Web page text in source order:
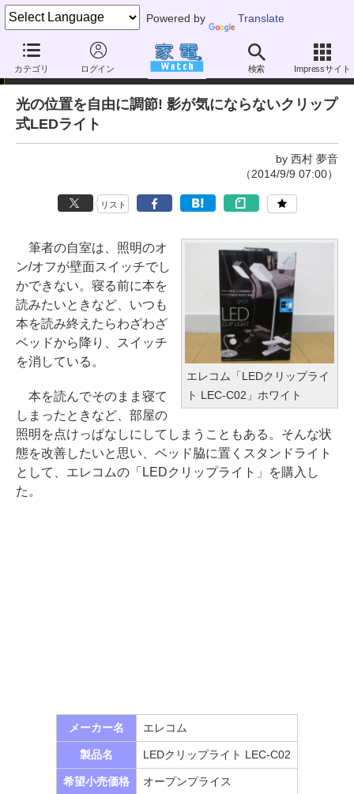
Powered by Translate
カテゴリ ログイン 検索 Impressサイト
家電製品ミニレビュー
光の位置を自由に調節! 影が気にならないクリップ
式LEDライト
by 西村 夢音
（2014/9/9 07:00）
リスト
エレコム「LEDクリップライ
ト LEC-C02」ホワイト
筆者の自室は、照明のオ
ン/オフが壁面スイッチでし
かできない。寝る前に本を
読みたいときなど、いつも
本を読み終えたらわざわざ
ベッドから降り、スイッチ
を消している。
本を読んでそのまま寝て
しまったときなど、部屋の
照明を点けっぱなしにしてしまうこともある。そんな状
態を改善したいと思い、ベッド脇に置くスタンドライト
として、エレコムの「LEDクリップライト」を購入し
た。
メーカー名 エレコム
製品名 LEDクリップライト LEC-C02
希望小売価格 オープンプライス